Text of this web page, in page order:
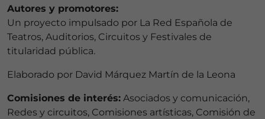
Autores y promotores:
Un proyecto impulsado por La Red Española de
Teatros, Auditorios, Circuitos y Festivales de
titularidad pública.
Elaborado por David Márquez Martín de la Leona
Comisiones de interés: Asociados y comunicación,
Redes y circuitos, Comisiones artísticas, Comisión de